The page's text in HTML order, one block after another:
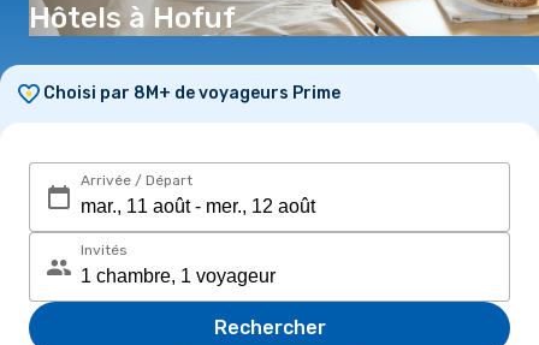
Hôtels à Hofuf
Choisi par 8M+ de voyageurs Prime
Arrivée / Départ
Invités
Rechercher